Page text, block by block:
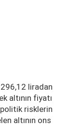
liradan
altının fiyatı
risklerin
altının ons